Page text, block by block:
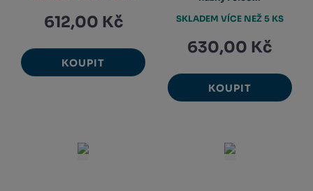
612,00 Kč
KOUPIT
630,00 Kč
KOUPIT
SKLADEM VÍCE NEŽ 5 KS